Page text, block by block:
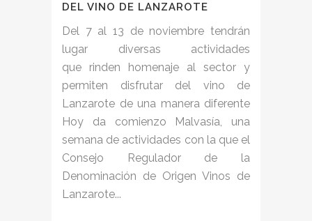
DEL VINO DE LANZAROTE
Del 7 al 13 de noviembre tendrán
lugar diversas actividades
que rinden homenaje al sector y
permiten disfrutar del vino de
Lanzarote de una manera diferente
Hoy da comienzo Malvasía, una
semana de actividades con la que el
Consejo Regulador de la
Denominación de Origen Vinos de
Lanzarote...